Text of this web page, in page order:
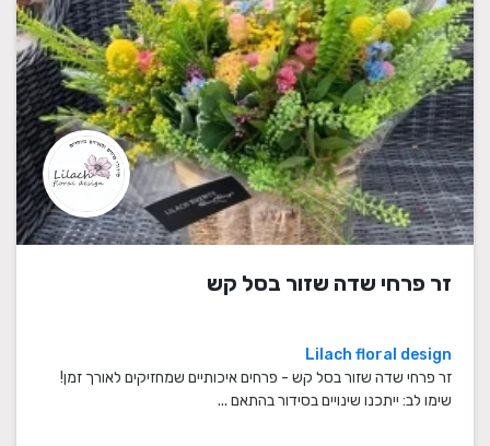
זר פרחי שדה שזור בסל קש
Lilach floral design
זר פרחי שדה שזור בסל קש - פרחים איכותיים שמחזיקים לאורך זמן!
שימו לב: ייתכנו שינויים בסידור בהתאם ...